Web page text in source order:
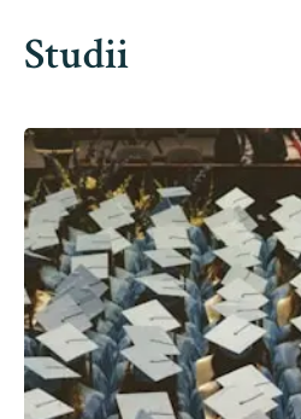
Studii